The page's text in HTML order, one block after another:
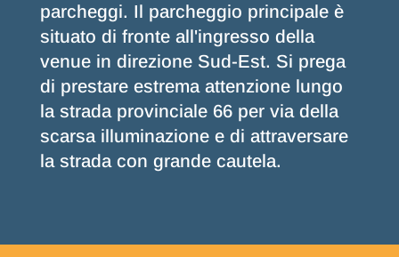
parcheggi. Il parcheggio principale è
situato di fronte all'ingresso della
venue in direzione Sud-Est. Si prega
di prestare estrema attenzione lungo
la strada provinciale 66 per via della
scarsa illuminazione e di attraversare
la strada con grande cautela.